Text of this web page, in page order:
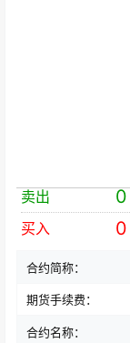
卖出 0
买入
0
合约简称：
期货手续费：
合约名称：